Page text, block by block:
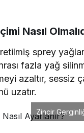
Nasıl
sprey
fazla yağ
azaltır, sessiz
uzatır.
Zincir